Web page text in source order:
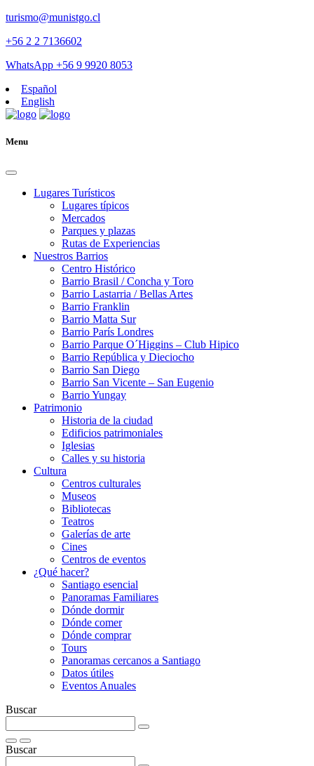
turismo@munistgo.cl
+56 2 2 7136602
WhatsApp +56 9 9920 8053
Español
English
Menu
Lugares Turísticos
Lugares tí­picos
Mercados
Parques y plazas
Rutas de Experiencias
Nuestros Barrios
Centro Histórico
Barrio Brasil / Concha y Toro
Barrio Lastarria / Bellas Artes
Barrio Franklin
Barrio Matta Sur
Barrio Parí­s Londres
Barrio Parque O´Higgins – Club Hipico
Barrio República y Dieciocho
Barrio San Diego
Barrio San Vicente – San Eugenio
Barrio Yungay
Patrimonio
Historia de la ciudad
Edificios patrimoniales
Iglesias
Calles y su historia
Cultura
Centros culturales
Museos
Bibliotecas
Teatros
Galerí­as de arte
Cines
Centros de eventos
¿Qué hacer?
Santiago esencial
Panoramas Familiares
Dónde dormir
Dónde comer
Dónde comprar
Tours
Panoramas cercanos a Santiago
Datos útiles
Eventos Anuales
Buscar
Buscar